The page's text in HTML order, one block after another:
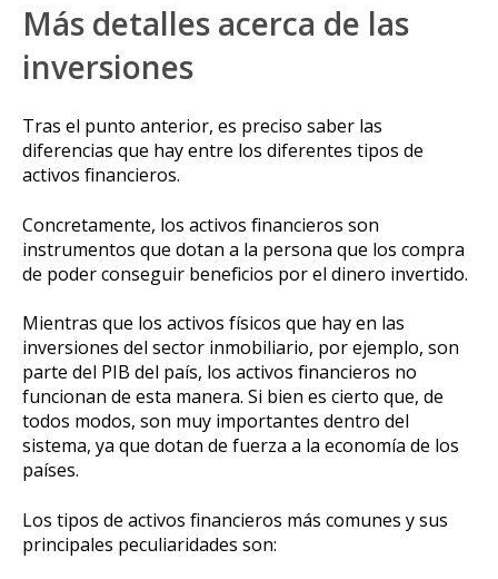
Más detalles acerca de las
inversiones
Tras el punto anterior, es preciso saber las
diferencias que hay entre los diferentes tipos de
activos financieros.
Concretamente, los activos financieros son
instrumentos que dotan a la persona que los compra
de poder conseguir beneficios por el dinero invertido.
Mientras que los activos físicos que hay en las
inversiones del sector inmobiliario, por ejemplo, son
parte del PIB del país, los activos financieros no
funcionan de esta manera. Si bien es cierto que, de
todos modos, son muy importantes dentro del
sistema, ya que dotan de fuerza a la economía de los
países.
Los tipos de activos financieros más comunes y sus
principales peculiaridades son: